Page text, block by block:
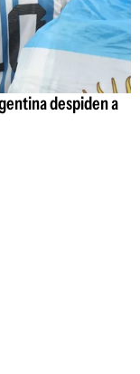
despiden a